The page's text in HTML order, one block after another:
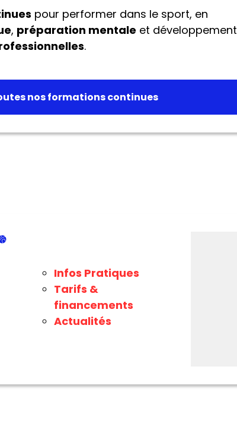
pour performer dans le sport, en
, préparation mentale et développement
.
nos formations continues
Infos Pratiques
Tarifs &
financements
Actualités